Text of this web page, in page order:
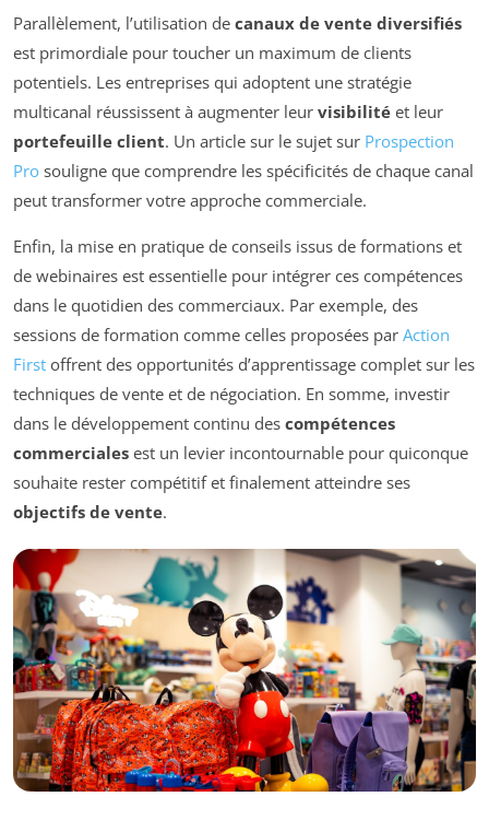
Parallèlement, l’utilisation de canaux de vente diversifiés
est primordiale pour toucher un maximum de clients
potentiels. Les entreprises qui adoptent une stratégie
multicanal réussissent à augmenter leur visibilité et leur
portefeuille client. Un article sur le sujet sur Prospection
Pro souligne que comprendre les spécificités de chaque canal
peut transformer votre approche commerciale.
Enfin, la mise en pratique de conseils issus de formations et
de webinaires est essentielle pour intégrer ces compétences
dans le quotidien des commerciaux. Par exemple, des
sessions de formation comme celles proposées par Action
First offrent des opportunités d’apprentissage complet sur les
techniques de vente et de négociation. En somme, investir
dans le développement continu des compétences
commerciales est un levier incontournable pour quiconque
souhaite rester compétitif et finalement atteindre ses
objectifs de vente.